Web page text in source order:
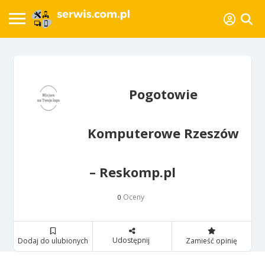
Pogotowie
Komputerowe Rzeszów
– Reskomp.pl
0 Oceny
Dodaj do ulubionych Udostępnij Zamieść opinię